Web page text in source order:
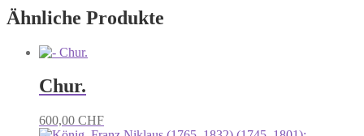
Ähnliche Produkte
Chur.
600,00 CHF